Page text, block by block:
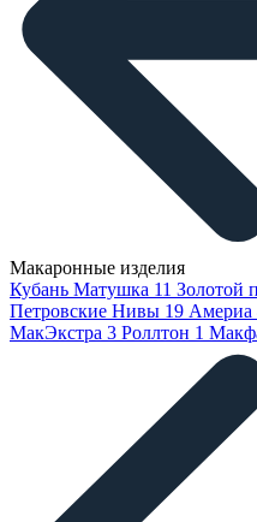
Макаронные изделия
Кубань Матушка 11 Золотой
Петровские Нивы 19 Америа
МакЭкстра 3 Роллтон 1